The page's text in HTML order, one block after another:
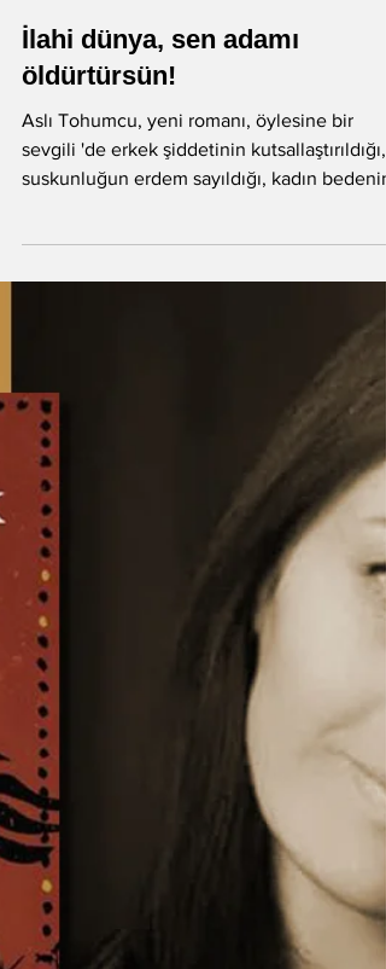
Litera
öldürtürsün!
suskunluğun erdem sayıldığı, kadın
pazarlık konusu edildiği dünyaya karşı yeni
dünya yaratıyor. Adaletin mahkemelerde
aranmadığı, yasaların erkekten yana
çalışmadığı... Öyle bir dünya ki, ne diyelim,
ilahi dünya, sen adamı öldürtürsün! öylesine
bir sevgili , gerçekle mitin, bedenle öfkenin,
aşkla yok edişin iç içe geçtiği bir eşik, gotik
ve radikal bir roman. Aslı Tohumcu Ar